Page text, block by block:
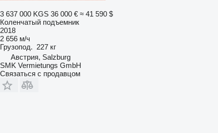
3 637 000 KGS 36 000 € ≈ 41 590 $
Коленчатый подъемник
2018
2 656 м/ч
Грузопод. 227 кг
Австрия, Salzburg
SMK Vermietungs GmbH
Связаться с продавцом